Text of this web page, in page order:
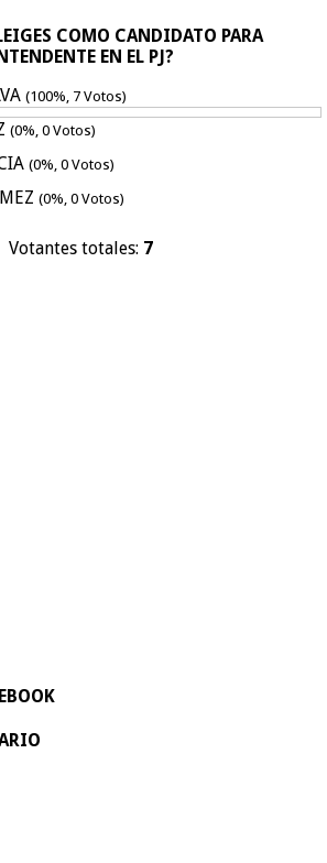
COMO CANDIDATO PARA
EN EL PJ?
(100%, 7 Votos)
(0%, 0 Votos)
(0%, 0 Votos)
(0%, 0 Votos)
Votantes totales: 7